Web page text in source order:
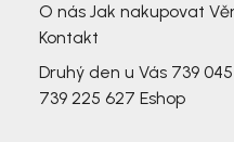
O nás Jak nakupovat
Kontakt
Druhý den u Vás 739
739 225 627 Eshop